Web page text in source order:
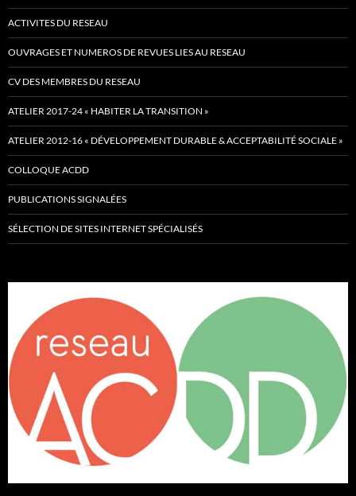
ACTIVITES DU RESEAU
OUVRAGES ET NUMEROS DE REVUES LIES AU RESEAU
CV DES MEMBRES DU RESEAU
ATELIER 2017-24 « HABITER LA TRANSITION »
ATELIER 2012-16 « DÉVELOPPEMENT DURABLE & ACCEPTABILITÉ SOCIALE »
COLLOQUE ACDD
PUBLICATIONS SIGNALÉES
SÉLECTION DE SITES INTERNET SPÉCIALISÉS